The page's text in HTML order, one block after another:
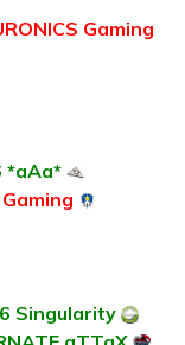
Gaming
*aAa*
Gaming
Singularity